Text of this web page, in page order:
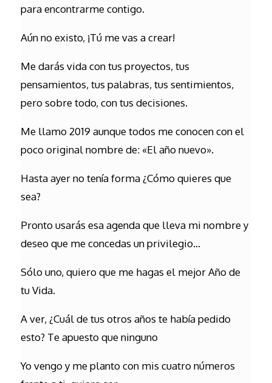
para encontrarme contigo.
Aún no existo, ¡Tú me vas a crear!
Me darás vida con tus proyectos, tus
pensamientos, tus palabras, tus sentimientos,
pero sobre todo, con tus decisiones.
Me llamo 2019 aunque todos me conocen con el
poco original nombre de: «El año nuevo».
Hasta ayer no tenía forma ¿Cómo quieres que
sea?
Pronto usarás esa agenda que lleva mi nombre y
deseo que me concedas un privilegio…
Sólo uno, quiero que me hagas el mejor Año de
tu Vida.
A ver, ¿Cuál de tus otros años te había pedido
esto? Te apuesto que ninguno
Yo vengo y me planto con mis cuatro números